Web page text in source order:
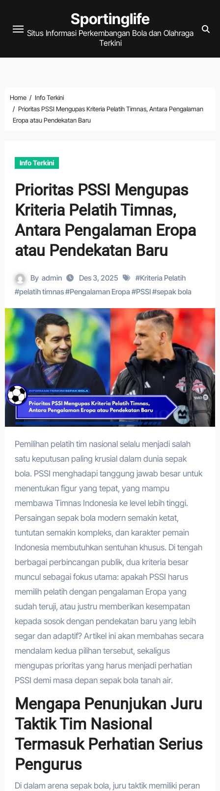
content
Sportinglife
Situs Informasi Perkembangan Bola dan Olahraga
Terkini
Home
Info Terkini
Prioritas PSSI Mengupas Kriteria Pelatih Timnas, Antara Pengalaman
Eropa atau Pendekatan Baru
Info Terkini
Prioritas PSSI Mengupas
Kriteria Pelatih Timnas,
Antara Pengalaman Eropa
atau Pendekatan Baru
By admin Des 3, 2025 #Kriteria Pelatih
#pelatih timnas#Pengalaman Eropa#PSSI#sepak bola
Pemilihan pelatih tim nasional selalu menjadi salah
satu keputusan paling krusial dalam dunia sepak
bola. PSSI menghadapi tanggung jawab besar untuk
menentukan figur yang tepat, yang mampu
membawa Timnas Indonesia ke level lebih tinggi.
Persaingan sepak bola modern semakin ketat,
tuntutan semakin kompleks, dan karakter pemain
Indonesia membutuhkan sentuhan khusus. Di tengah
berbagai perbincangan publik, dua kriteria besar
muncul sebagai fokus utama: apakah PSSI harus
memilih pelatih dengan pengalaman Eropa yang
sudah teruji, atau justru memberikan kesempatan
kepada sosok dengan pendekatan baru yang lebih
segar dan adaptif? Artikel ini akan membahas secara
mendalam kedua pilihan tersebut, sekaligus
mengupas prioritas yang harus menjadi perhatian
PSSI demi masa depan sepak bola tanah air.
Mengapa Penunjukan Juru
Taktik Tim Nasional
Termasuk Perhatian Serius
Pengurus
Di dalam arena sepak bola, juru taktik memiliki peran